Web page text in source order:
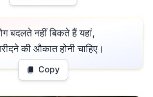
की औकात होनी चाहिए।
Copy